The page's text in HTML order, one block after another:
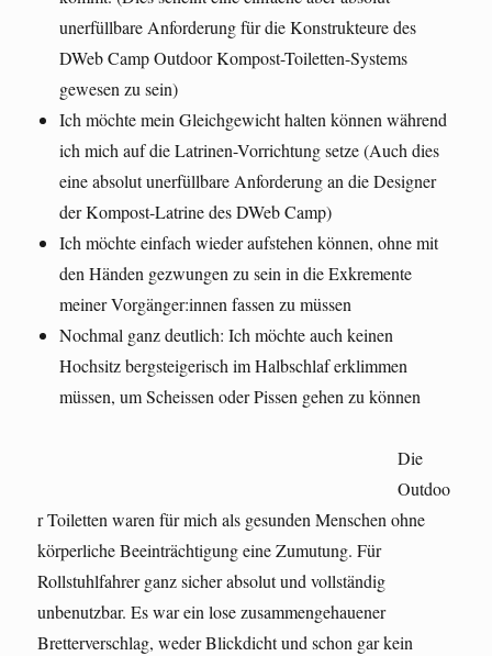
unerfüllbare Anforderung für die Konstrukteure des
DWeb Camp Outdoor Kompost-Toiletten-Systems
gewesen zu sein)
Ich möchte mein Gleichgewicht halten können während
ich mich auf die Latrinen-Vorrichtung setze (Auch dies
eine absolut unerfüllbare Anforderung an die Designer
der Kompost-Latrine des DWeb Camp)
Ich möchte einfach wieder aufstehen können, ohne mit
den Händen gezwungen zu sein in die Exkremente
meiner Vorgänger:innen fassen zu müssen
Nochmal ganz deutlich: Ich möchte auch keinen
Hochsitz bergsteigerisch im Halbschlaf erklimmen
müssen, um Scheissen oder Pissen gehen zu können
Die
Outdoo
r Toiletten waren für mich als gesunden Menschen ohne
körperliche Beeinträchtigung eine Zumutung. Für
Rollstuhlfahrer ganz sicher absolut und vollständig
unbenutzbar. Es war ein lose zusammengehauener
Bretterverschlag, weder Blickdicht und schon gar kein